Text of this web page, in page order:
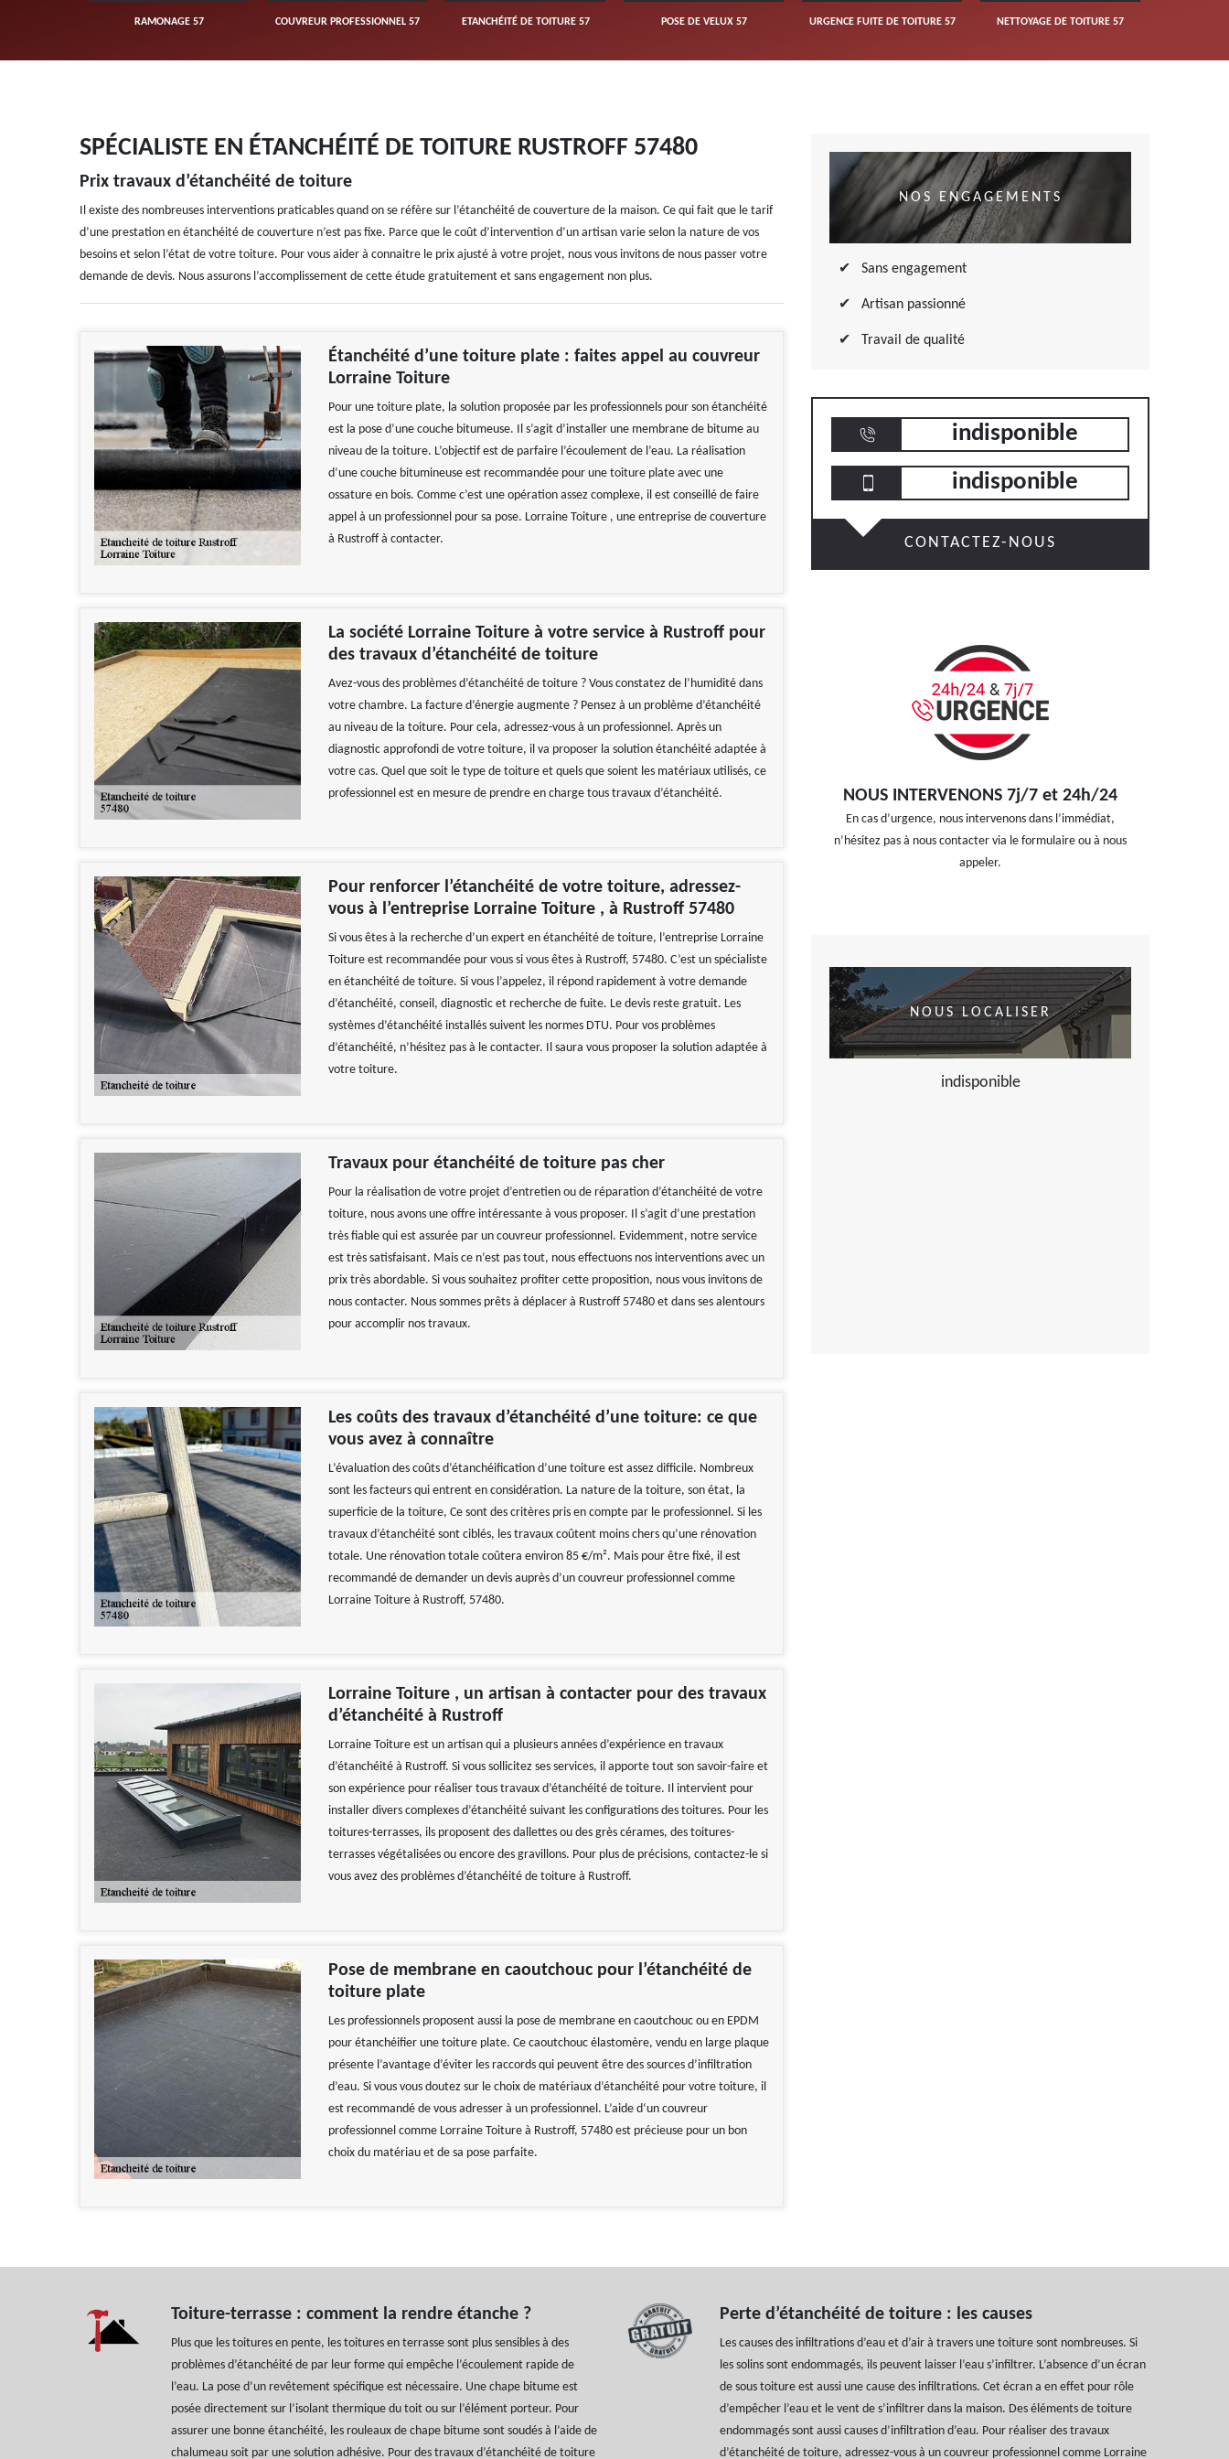
RAMONAGE 57 COUVREUR PROFESSIONNEL 57 ETANCHÉITÉ DE TOITURE 57 POSE DE VELUX 57 URGENCE FUITE DE TOITURE 57 NETTOYAGE DE TOITURE 57
SPÉCIALISTE EN ÉTANCHÉITÉ DE TOITURE RUSTROFF 57480
Prix travaux d’étanchéité de toiture
Il existe des nombreuses interventions praticables quand on se réfère sur l’étanchéité de couverture de la maison. Ce qui fait que le tarif
d’une prestation en étanchéité de couverture n’est pas fixe. Parce que le coût d’intervention d’un artisan varie selon la nature de vos
besoins et selon l’état de votre toiture. Pour vous aider à connaitre le prix ajusté à votre projet, nous vous invitons de nous passer votre
demande de devis. Nous assurons l’accomplissement de cette étude gratuitement et sans engagement non plus.
Étanchéité d’une toiture plate : faites appel au couvreur
Lorraine Toiture
Pour une toiture plate, la solution proposée par les professionnels pour son étanchéité
est la pose d’une couche bitumeuse. Il s’agit d’installer une membrane de bitume au
niveau de la toiture. L’objectif est de parfaire l’écoulement de l’eau. La réalisation
d’une couche bitumineuse est recommandée pour une toiture plate avec une
ossature en bois. Comme c’est une opération assez complexe, il est conseillé de faire
appel à un professionnel pour sa pose. Lorraine Toiture , une entreprise de couverture
à Rustroff à contacter.
La société Lorraine Toiture à votre service à Rustroff pour
des travaux d’étanchéité de toiture
Avez-vous des problèmes d’étanchéité de toiture ? Vous constatez de l’humidité dans
votre chambre. La facture d’énergie augmente ? Pensez à un problème d’étanchéité
au niveau de la toiture. Pour cela, adressez-vous à un professionnel. Après un
diagnostic approfondi de votre toiture, il va proposer la solution étanchéité adaptée à
votre cas. Quel que soit le type de toiture et quels que soient les matériaux utilisés, ce
professionnel est en mesure de prendre en charge tous travaux d’étanchéité.
Pour renforcer l’étanchéité de votre toiture, adressez-
vous à l’entreprise Lorraine Toiture , à Rustroff 57480
Si vous êtes à la recherche d’un expert en étanchéité de toiture, l’entreprise Lorraine
Toiture est recommandée pour vous si vous êtes à Rustroff, 57480. C’est un spécialiste
en étanchéité de toiture. Si vous l’appelez, il répond rapidement à votre demande
d’étanchéité, conseil, diagnostic et recherche de fuite. Le devis reste gratuit. Les
systèmes d’étanchéité installés suivent les normes DTU. Pour vos problèmes
d’étanchéité, n’hésitez pas à le contacter. Il saura vous proposer la solution adaptée à
votre toiture.
Travaux pour étanchéité de toiture pas cher
Pour la réalisation de votre projet d’entretien ou de réparation d’étanchéité de votre
toiture, nous avons une offre intéressante à vous proposer. Il s’agit d’une prestation
très fiable qui est assurée par un couvreur professionnel. Evidemment, notre service
est très satisfaisant. Mais ce n’est pas tout, nous effectuons nos interventions avec un
prix très abordable. Si vous souhaitez profiter cette proposition, nous vous invitons de
nous contacter. Nous sommes prêts à déplacer à Rustroff 57480 et dans ses alentours
pour accomplir nos travaux.
Les coûts des travaux d’étanchéité d’une toiture: ce que
vous avez à connaître
L’évaluation des coûts d’étanchéification d’une toiture est assez difficile. Nombreux
sont les facteurs qui entrent en considération. La nature de la toiture, son état, la
superficie de la toiture, Ce sont des critères pris en compte par le professionnel. Si les
travaux d’étanchéité sont ciblés, les travaux coûtent moins chers qu’une rénovation
totale. Une rénovation totale coûtera environ 85 €/m². Mais pour être fixé, il est
recommandé de demander un devis auprès d’un couvreur professionnel comme
Lorraine Toiture à Rustroff, 57480.
Lorraine Toiture , un artisan à contacter pour des travaux
d’étanchéité à Rustroff
Lorraine Toiture est un artisan qui a plusieurs années d’expérience en travaux
d’étanchéité à Rustroff. Si vous sollicitez ses services, il apporte tout son savoir-faire et
son expérience pour réaliser tous travaux d’étanchéité de toiture. Il intervient pour
installer divers complexes d’étanchéité suivant les configurations des toitures. Pour les
toitures-terrasses, ils proposent des dallettes ou des grès cérames, des toitures-
terrasses végétalisées ou encore des gravillons. Pour plus de précisions, contactez-le si
vous avez des problèmes d’étanchéité de toiture à Rustroff.
Pose de membrane en caoutchouc pour l’étanchéité de
toiture plate
Les professionnels proposent aussi la pose de membrane en caoutchouc ou en EPDM
pour étanchéifier une toiture plate. Ce caoutchouc élastomère, vendu en large plaque
présente l’avantage d’éviter les raccords qui peuvent être des sources d’infiltration
d’eau. Si vous vous doutez sur le choix de matériaux d’étanchéité pour votre toiture, il
est recommandé de vous adresser à un professionnel. L’aide d‘un couvreur
professionnel comme Lorraine Toiture à Rustroff, 57480 est précieuse pour un bon
choix du matériau et de sa pose parfaite.
NOS ENGAGEMENTS
Sans engagement
Artisan passionné
Travail de qualité
indisponible
indisponible
CONTACTEZ-NOUS
NOUS INTERVENONS 7j/7 et 24h/24
En cas d’urgence, nous intervenons dans l’immédiat,
n’hésitez pas à nous contacter via le formulaire ou à nous
appeler.
NOUS LOCALISER
indisponible
Toiture-terrasse : comment la rendre étanche ?
Plus que les toitures en pente, les toitures en terrasse sont plus sensibles à des
problèmes d’étanchéité de par leur forme qui empêche l’écoulement rapide de
l’eau. La pose d’un revêtement spécifique est nécessaire. Une chape bitume est
posée directement sur l’isolant thermique du toit ou sur l’élément porteur. Pour
assurer une bonne étanchéité, les rouleaux de chape bitume sont soudés à l’aide de
chalumeau soit par une solution adhésive. Pour des travaux d’étanchéité de toiture
Perte d’étanchéité de toiture : les causes
Les causes des infiltrations d’eau et d’air à travers une toiture sont nombreuses. Si
les solins sont endommagés, ils peuvent laisser l’eau s’infiltrer. L’absence d’un écran
de sous toiture est aussi une cause des infiltrations. Cet écran a en effet pour rôle
d’empêcher l’eau et le vent de s’infiltrer dans la maison. Des éléments de toiture
endommagés sont aussi causes d’infiltration d’eau. Pour réaliser des travaux
d’étanchéité de toiture, adressez-vous à un couvreur professionnel comme Lorraine